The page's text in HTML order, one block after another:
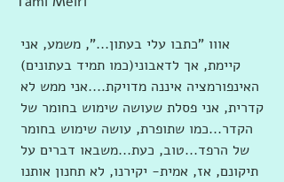
אווו "כתבו עלי בעתון...", משמע, אני
קיימת, אך לדאבוני(כמו תמיד בעתונים)
האינפורמציה איננה מדויקת....אני ממש לא
קדרית, אני פסלת שעושה שימוש בחומר של
הקדר...כמו שתופרת, עושה שימוש בחומר
של הרפד...טוב, כעת...משבאו דברים על
תיקונם, אז, אמית- יקירנו, לא תחנון אותנו